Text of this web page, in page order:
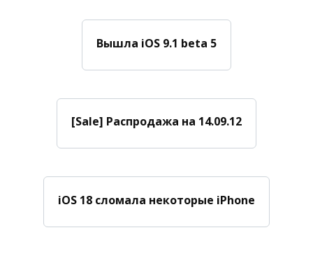
Вышла iOS 9.1 beta 5
[Sale] Распродажа на 14.09.12
iOS 18 сломала некоторые iPhone